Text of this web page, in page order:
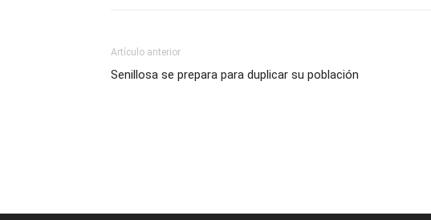
Artículo anterior
Senillosa se prepara para duplicar su población